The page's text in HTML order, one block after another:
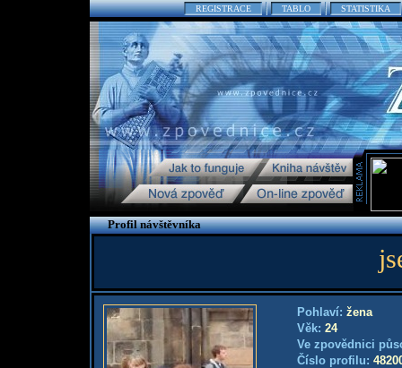
REGISTRACE TABLO STATISTIKA
Profil návštěvníka
Pohlaví: žena
Věk: 24
Ve zpovědnici
Číslo profilu: